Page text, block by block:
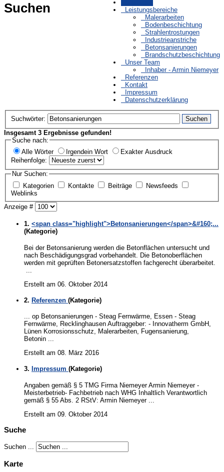
Leistungsbereiche
Malerarbeiten
Bodenbeschichtung
Strahlentrostungen
Industrieanstriche
Betonsanierungen
Brandschutzbeschichtung
Unser Team
Inhaber - Armin Niemeyer
Referenzen
Kontakt
Impressum
Datenschutzerklärung
Suchen
Suchwörter:
Suchen
Insgesamt 3 Ergebnisse gefunden!
Suche nach:
Alle Wörter
Irgendein Wort
Exakter Ausdruck
Reihenfolge:
Nur Suchen:
Kategorien
Kontakte Beiträge
Newsfeeds
Weblinks
Anzeige #
1. <span class="highlight">Betonsanierungen</span>&#160;...
(Kategorie)
Bei der Betonsanierung werden die Betonflächen untersucht und
nach Beschädigungsgrad vorbehandelt. Die Betonoberflächen
werden mit geprüften Betonersatzstoffen fachgerecht überarbeitet.
Erstellt am 06. Oktober 2014
2. Referenzen (Kategorie)
... op Betonsanierungen - Steag Fernwärme, Essen - Steag
Fernwärme, Recklinghausen Auftraggeber: - Innovatherm GmbH,
Lünen Korrosionsschutz, Malerarbeiten, Fugensanierung,
Betonin ...
Erstellt am 08. März 2016
3. Impressum (Kategorie)
Angaben gemäß § 5 TMG Firma Niemeyer Armin Niemeyer -
Meisterbetrieb- Fachbetrieb nach WHG Inhaltlich Verantwortlich
gemäß § 55 Abs. 2 RStV: Armin Niemeyer ...
Erstellt am 09. Oktober 2014
Suche
Suchen ...
Karte